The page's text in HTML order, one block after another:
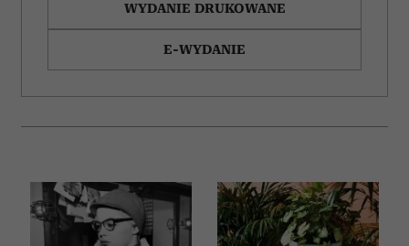
WYDANIE DRUKOWANE
E-WYDANIE